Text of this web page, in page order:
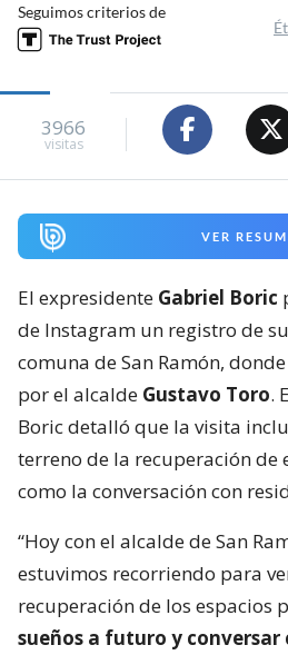
Seguimos criterios de
3966
visitas
VER
El expresidente Gabriel Boric
de Instagram un registro de
comuna de San Ramón,
por el alcalde Gustavo Toro.
Boric detalló que la visita
terreno de la recuperación de
como la conversación con
“Hoy con el alcalde de San
estuvimos recorriendo para
recuperación de los espacios
sueños a futuro y conversar